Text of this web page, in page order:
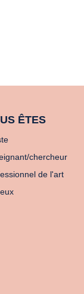
ÊTES
chercheur
de l'art